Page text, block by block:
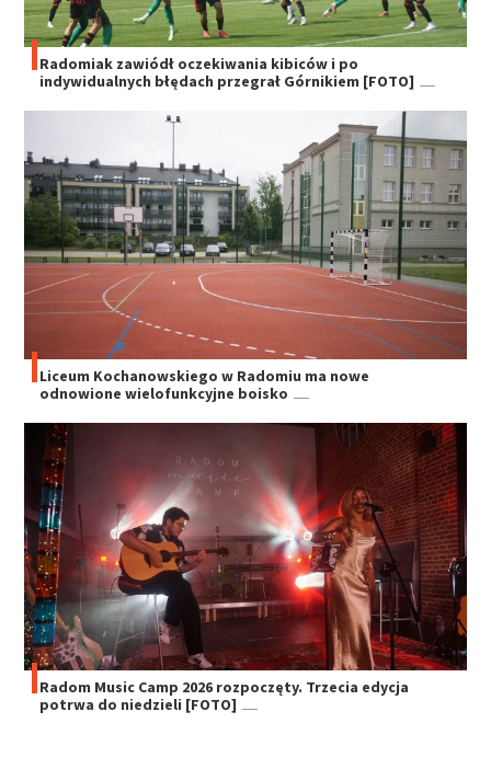
Radomiak zawiódł oczekiwania kibiców i po
indywidualnych błędach przegrał Górnikiem [FOTO]
Liceum Kochanowskiego w Radomiu ma nowe
odnowione wielofunkcyjne boisko
Radom Music Camp 2026 rozpoczęty. Trzecia edycja
potrwa do niedzieli [FOTO]